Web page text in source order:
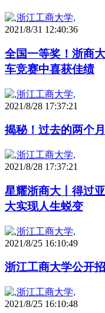
2021/8/31 12:40:36
全国一等奖！浙商
车竞赛中喜获佳绩
2021/8/28 17:37:21
揭秘！过去的两个
2021/8/28 17:37:21
星耀浙商大丨得过
大实现人生蜕变
2021/8/25 16:10:49
浙江工商大学公开
2021/8/25 16:10:48